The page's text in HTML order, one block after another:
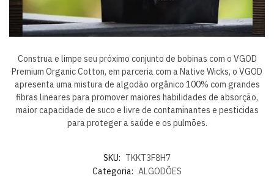
Construa e limpe seu próximo conjunto de bobinas com o VGOD
Premium Organic Cotton, em parceria com a Native Wicks, o VGOD
apresenta uma mistura de algodão orgânico 100% com grandes
fibras lineares para promover maiores habilidades de absorção,
maior capacidade de suco e livre de contaminantes e pesticidas
para proteger a saúde e os pulmões.
SKU: TKKT3F8H7
Categoria: ALGODÕES